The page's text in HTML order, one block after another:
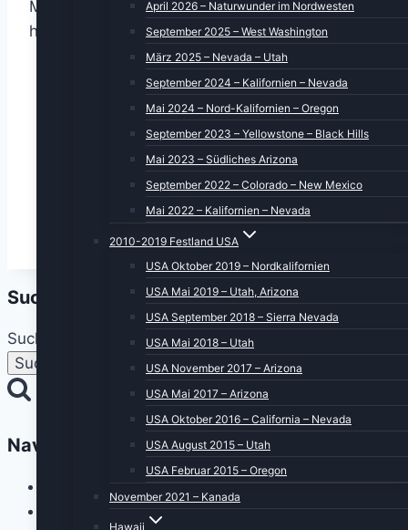
April 2026 – Naturwunder im Nordwesten
September 2025 – West Washington
März 2025 – Nevada – Utah
September 2024 – Kalifornien – Nevada
Mai 2024 – Nord-Kalifornien – Oregon
September 2023 – Yellowstone – Black Hills
Mai 2023 – Südliches Arizona
September 2022 – Colorado – New Mexico
Mai 2022 – Kalifornien – Nevada
2010-2019 Festland USA
USA Oktober 2019 – Nordkalifornien
USA Mai 2019 – Utah, Arizona
USA September 2018 – Sierra Nevada
USA Mai 2018 – Utah
USA November 2017 – Arizona
USA Mai 2017 – Arizona
USA Oktober 2016 – California – Nevada
USA August 2015 – Utah
USA Februar 2015 – Oregon
November 2021 – Kanada
Hawaii
Menschenfotografie fällt, werde ich in Zunkunft
hier auflisten.
Endorsement Shooting mit Tony Liotta
Drittes Case-Drum Shooting mit Thomas
Ross- und Reitershooting im Cowboy
Suche
Suchen nach:
Navigation